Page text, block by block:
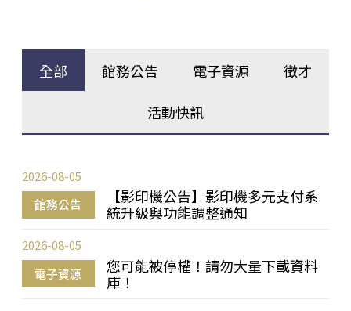
全部 館務公告 電子資源 徵才
活動快訊
館務公告
【影印機公告】影印機多元支付系
統升級與功能調整通知
2026-08-05
電子資源
您可能被停權！請勿大量下載資料
庫！
2026-08-05